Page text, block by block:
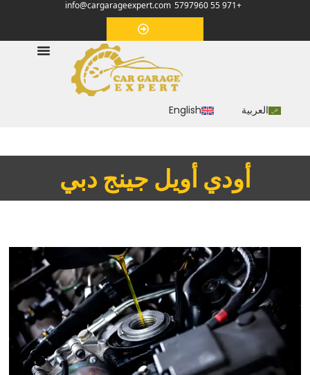
+971 55 5797960
info@cargarageexpert.com
‏موعد‏
العربية English
‏أودي أويل جينج دبي‏